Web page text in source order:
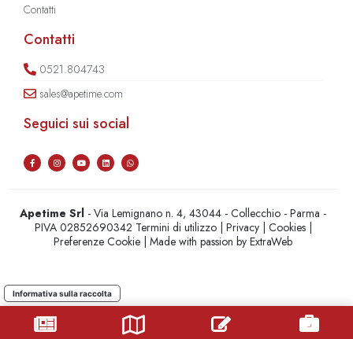
Contatti
Contatti
0521.804743
sales@apetime.com
Seguici sui social
Apetime Srl - Via Lemignano n. 4, 43044 - Collecchio - Parma -
PIVA 02852690342 Termini di utilizzo| Privacy| Cookies|
Preferenze Cookie | Made with passion byExtraWeb
Informativa sulla raccolta